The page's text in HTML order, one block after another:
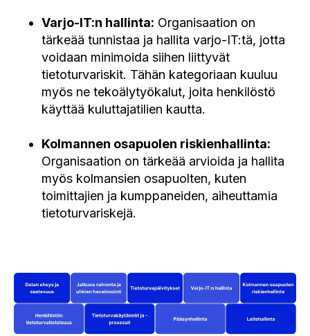
Varjo-IT:n hallinta: Organisaation on
tärkeää tunnistaa ja hallita varjo-IT:tä, jotta
voidaan minimoida siihen liittyvät
tietoturvariskit. Tähän kategoriaan kuuluu
myös ne tekoälytyökalut, joita henkilöstö
käyttää kuluttajatilien kautta.
Kolmannen osapuolen riskienhallinta:
Organisaation on tärkeää arvioida ja hallita
myös kolmansien osapuolten, kuten
toimittajien ja kumppaneiden, aiheuttamia
tietoturvariskejä.